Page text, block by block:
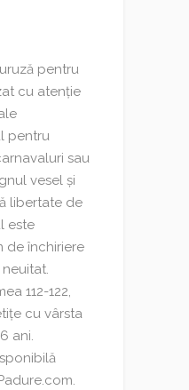
pentru
cu atenție
pentru
sau
vesel și
libertate de
este
de închiriere
112-122,
cu vârsta
ani.